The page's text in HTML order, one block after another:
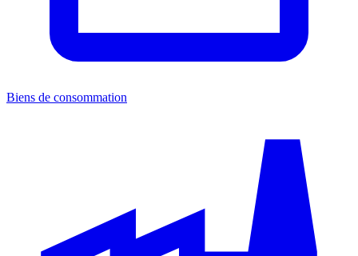
Biens de consommation